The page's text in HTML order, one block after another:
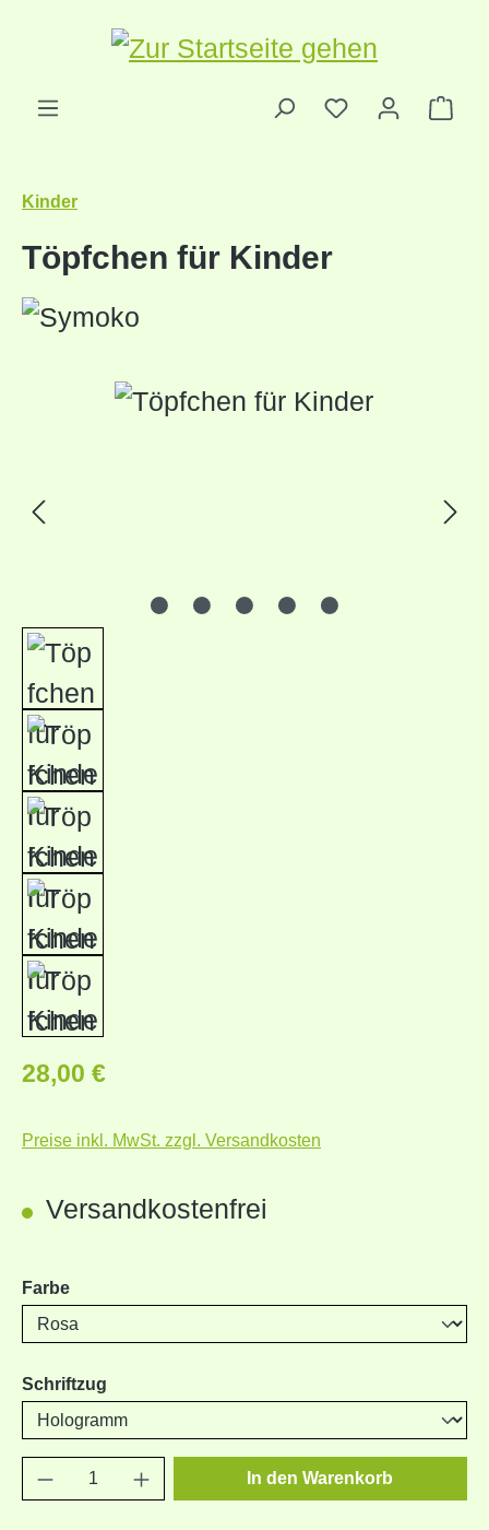
Zum Hauptinhalt springen
Kinder
Töpfchen für Kinder
Bildergalerie überspringen
Regulärer Preis:
28,00 €
Preise inkl. MwSt. zzgl. Versandkosten
Versandkostenfrei
Farbeauswählen
Schriftzug
Produkt Anzahl: Gib den gewünschten
In den Warenkorb